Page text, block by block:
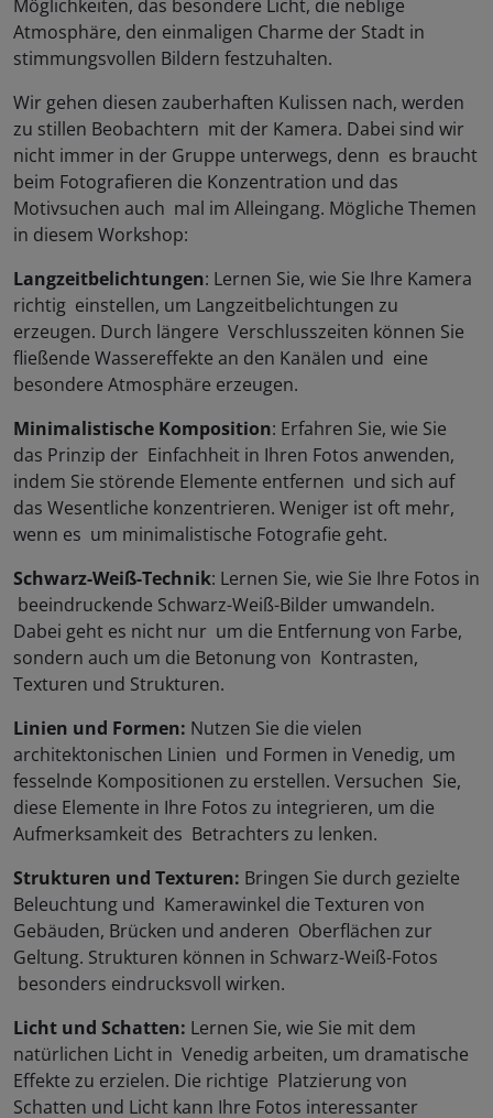
Möglichkeiten, das besondere Licht, die neblige
Atmosphäre, den einmaligen Charme der Stadt in
stimmungsvollen Bildern festzuhalten.
Wir gehen diesen zauberhaften Kulissen nach, werden
zu stillen Beobachtern mit der Kamera. Dabei sind wir
nicht immer in der Gruppe unterwegs, denn es braucht
beim Fotografieren die Konzentration und das
Motivsuchen auch mal im Alleingang. Mögliche Themen
in diesem Workshop:
Langzeitbelichtungen: Lernen Sie, wie Sie Ihre Kamera
richtig einstellen, um Langzeitbelichtungen zu
erzeugen. Durch längere Verschlusszeiten können Sie
fließende Wassereffekte an den Kanälen und eine
besondere Atmosphäre erzeugen.
Minimalistische Komposition: Erfahren Sie, wie Sie
das Prinzip der Einfachheit in Ihren Fotos anwenden,
indem Sie störende Elemente entfernen und sich auf
das Wesentliche konzentrieren. Weniger ist oft mehr,
wenn es um minimalistische Fotografie geht.
Schwarz-Weiß-Technik: Lernen Sie, wie Sie Ihre Fotos in
beeindruckende Schwarz-Weiß-Bilder umwandeln.
Dabei geht es nicht nur um die Entfernung von Farbe,
sondern auch um die Betonung von Kontrasten,
Texturen und Strukturen.
Linien und Formen: Nutzen Sie die vielen
architektonischen Linien und Formen in Venedig, um
fesselnde Kompositionen zu erstellen. Versuchen Sie,
diese Elemente in Ihre Fotos zu integrieren, um die
Aufmerksamkeit des Betrachters zu lenken.
Strukturen und Texturen: Bringen Sie durch gezielte
Beleuchtung und Kamerawinkel die Texturen von
Gebäuden, Brücken und anderen Oberflächen zur
Geltung. Strukturen können in Schwarz-Weiß-Fotos
besonders eindrucksvoll wirken.
Licht und Schatten: Lernen Sie, wie Sie mit dem
natürlichen Licht in Venedig arbeiten, um dramatische
Effekte zu erzielen. Die richtige Platzierung von
Schatten und Licht kann Ihre Fotos interessanter